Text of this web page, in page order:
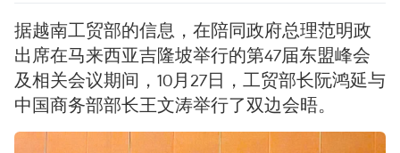
据越南工贸部的信息，在陪同政府总理范明政
出席在马来西亚吉隆坡举行的第47届东盟峰会
及相关会议期间，10月27日，工贸部长阮鸿延与
中国商务部部长王文涛举行了双边会晤。